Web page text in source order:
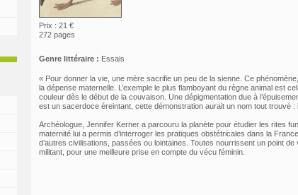
Prix : 21 €
272 pages
Genre littéraire : Essais
« Pour donner la vie, une mère sacrifie un peu de la sienne. Ce
la dépense maternelle. L’exemple le plus flamboyant du règne animal est
couleur dès le début de la couvaison. Une dépigmentation due à
est un sacerdoce éreintant, cette démonstration aurait un nom tout trouvé :
Archéologue, Jennifer Kerner a parcouru la planète pour étudier les rites
maternité lui a permis d’interroger les pratiques obstétricales dans la France
d’autres civilisations, passées ou lointaines. Toutes nourrissent un point
militant, pour une meilleure prise en compte du vécu féminin.